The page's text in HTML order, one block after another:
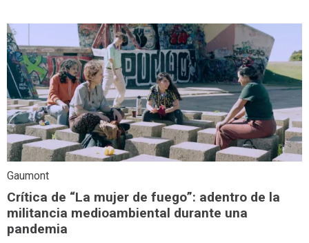
Gaumont
Crítica de “La mujer de fuego”: adentro de la
militancia medioambiental durante una
pandemia